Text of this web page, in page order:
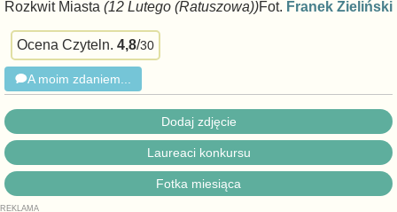
Rozkwit Miasta (12 Lutego (Ratuszowa))Fot. Franek Zieliński
Ocena Czyteln. 4,8/30
A moim zdaniem...
Dodaj zdjęcie
Laureaci konkursu
Fotka miesiąca